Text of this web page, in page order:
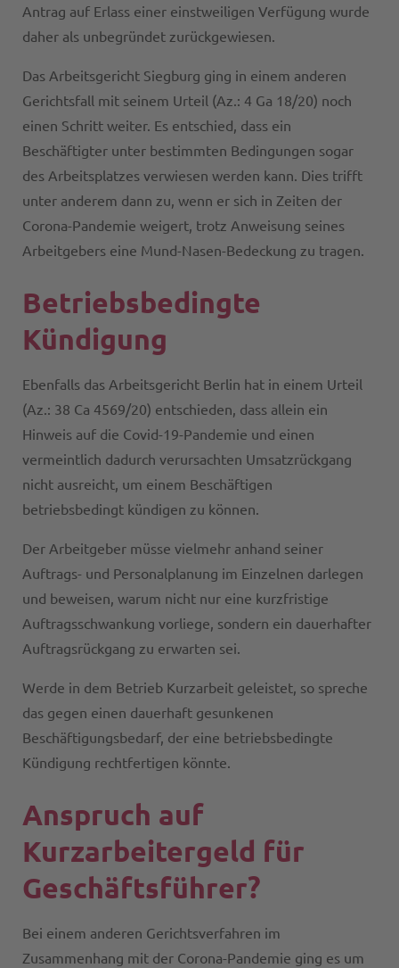
Antrag auf Erlass einer einstweiligen Verfügung wurde
daher als unbegründet zurückgewiesen.
Das Arbeitsgericht Siegburg ging in einem anderen
Gerichtsfall mit seinem Urteil (Az.: 4 Ga 18/20) noch
einen Schritt weiter. Es entschied, dass ein
Beschäftigter unter bestimmten Bedingungen sogar
des Arbeitsplatzes verwiesen werden kann. Dies trifft
unter anderem dann zu, wenn er sich in Zeiten der
Corona-Pandemie weigert, trotz Anweisung seines
Arbeitgebers eine Mund-Nasen-Bedeckung zu tragen.
Betriebsbedingte
Kündigung
Ebenfalls das Arbeitsgericht Berlin hat in einem Urteil
(Az.: 38 Ca 4569/20) entschieden, dass allein ein
Hinweis auf die Covid-19-Pandemie und einen
vermeintlich dadurch verursachten Umsatzrückgang
nicht ausreicht, um einem Beschäftigen
betriebsbedingt kündigen zu können.
Der Arbeitgeber müsse vielmehr anhand seiner
Auftrags- und Personalplanung im Einzelnen darlegen
und beweisen, warum nicht nur eine kurzfristige
Auftragsschwankung vorliege, sondern ein dauerhafter
Auftragsrückgang zu erwarten sei.
Werde in dem Betrieb Kurzarbeit geleistet, so spreche
das gegen einen dauerhaft gesunkenen
Beschäftigungsbedarf, der eine betriebsbedingte
Kündigung rechtfertigen könnte.
Anspruch auf
Kurzarbeitergeld für
Geschäftsführer?
Bei einem anderen Gerichtsverfahren im
Zusammenhang mit der Corona-Pandemie ging es um